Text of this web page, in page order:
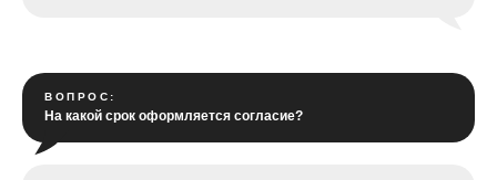
ВОПРОС:
На какой срок оформляется согласие?